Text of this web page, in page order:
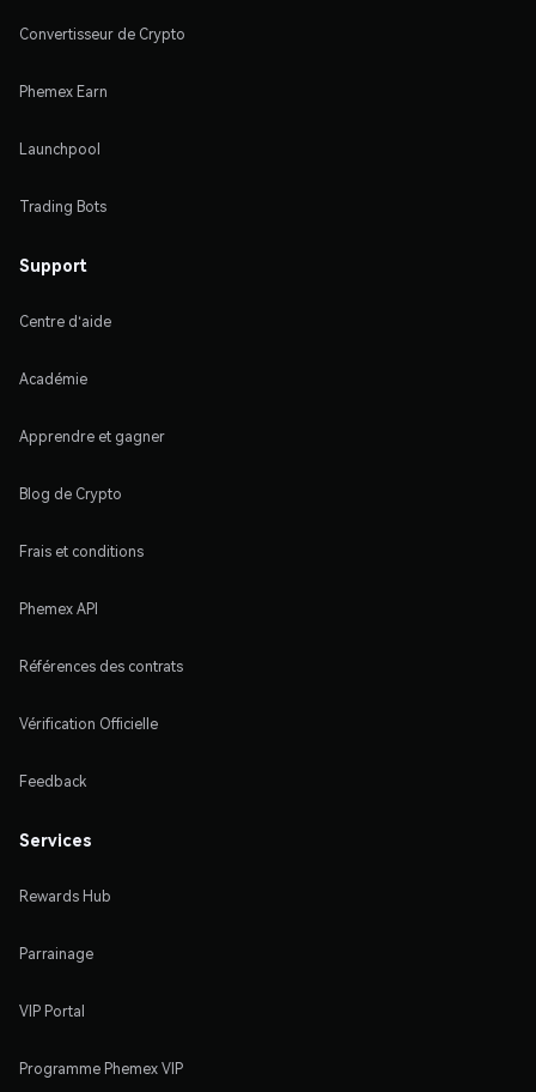
Convertisseur de Crypto
Phemex Earn
Launchpool
Trading Bots
Support
Centre d'aide
Académie
Apprendre et gagner
Blog de Crypto
Frais et conditions
Phemex API
Références des contrats
Vérification Officielle
Feedback
Services
Rewards Hub
Parrainage
VIP Portal
Programme Phemex VIP